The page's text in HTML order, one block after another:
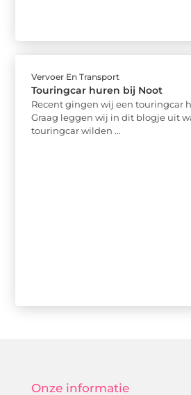
Vervoer En Transport
Touringcar huren bij Noot
Recent gingen wij een touringcar
Graag leggen wij in dit blogje uit
touringcar wilden ...
Onze informatie